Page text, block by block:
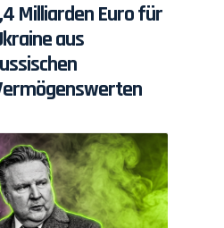
Milliarden Euro für
aus